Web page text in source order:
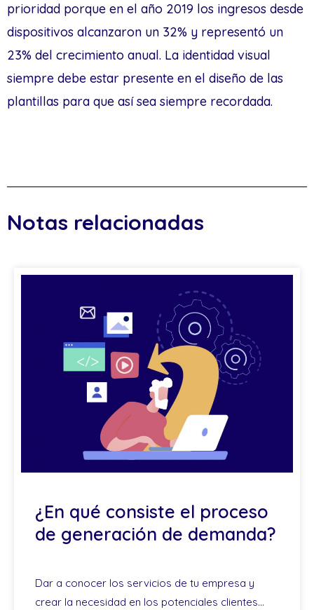
prioridad porque en el año 2019 los ingresos desde
dispositivos alcanzaron un 32% y representó un
23% del crecimiento anual. La identidad visual
siempre debe estar presente en el diseño de las
plantillas para que así sea siempre recordada.
Notas relacionadas
¿En qué consiste el proceso
de generación de demanda?
Dar a conocer los servicios de tu empresa y
crear la necesidad en los potenciales clientes…